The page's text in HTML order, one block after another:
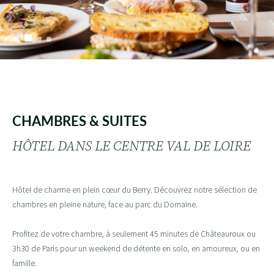
CHAMBRES & SUITES
HÔTEL DANS LE CENTRE VAL DE LOIRE
Hôtel de charme en plein cœur du Berry. Découvrez notre sélection de
chambres en pleine nature, face au parc du Domaine.
Profitez de votre chambre, à seulement 45 minutes de Châteauroux ou
3h30 de Paris pour un weekend de détente en solo, en amoureux, ou en
famille.